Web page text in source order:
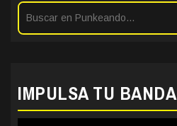
IMPULSA TU BANDA